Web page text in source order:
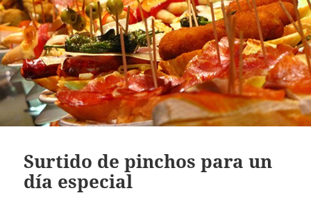
Surtido de pinchos para un
día especial